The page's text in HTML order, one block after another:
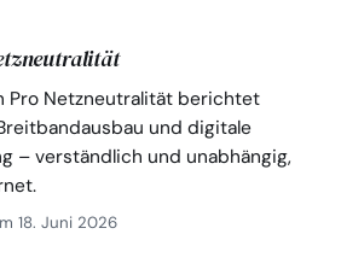
Pro Netzneutralität berichtet
und digitale
– verständlich und unabhängig,
18. Juni 2026